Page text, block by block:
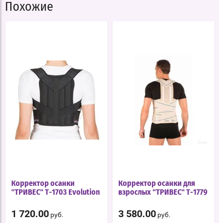
Похожие
Корректор осанки
"ТРИВЕС" Т-1703 Evolution
1 720.00 руб.
Корректор осанки для
взрослых "ТРИВЕС" Т-1779
3 580.00 руб.